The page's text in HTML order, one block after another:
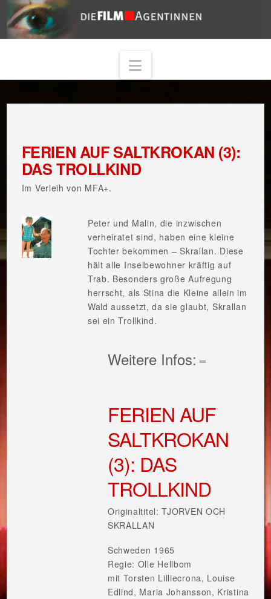
Navigation
FERIEN AUF SALTKROKAN (3):
DAS TROLLKIND
Im Verleih von MFA+.
Peter und Malin, die inzwischen
verheiratet sind, haben eine kleine
Tochter bekommen – Skrallan. Diese
hält alle Inselbewohner kräftig auf
Trab. Besonders große Aufregung
herrscht, als Stina die Kleine allein im
Wald aussetzt, da sie glaubt, Skrallan
sei ein Trollkind.
Weitere Infos:
FERIEN AUF
SALTKROKAN
(3): DAS
TROLLKIND
Originaltitel: TJORVEN OCH
SKRALLAN
Schweden 1965
Regie: Olle Hellbom
mit Torsten Lilliecrona, Louise
Edlind, Maria Johansson, Kristina